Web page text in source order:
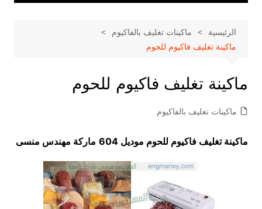
الرئيسية
ماكينات تغليف بالفاكيوم
ماكينة تغليف فاكيوم للحوم
ماكينة تغليف فاكيوم للحوم
ماكينات تغليف بالفاكيوم
ماكينة تغليف فاكيوم للحوم موديل 604 ماركة مهندس منسى